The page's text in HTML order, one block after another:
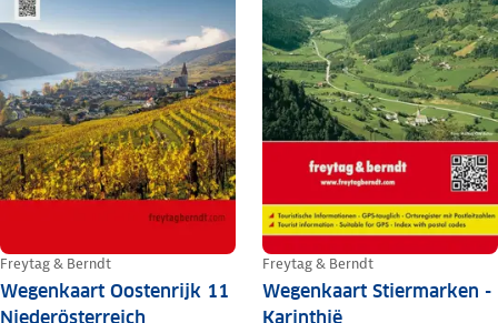
Freytag & Berndt
Wegenkaart Oostenrijk 11
Freytag & Berndt
Wegenkaart Stiermarken -